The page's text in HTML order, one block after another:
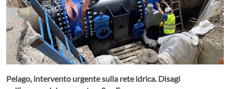
Pelago, intervento urgente sulla rete idrica. Disagi